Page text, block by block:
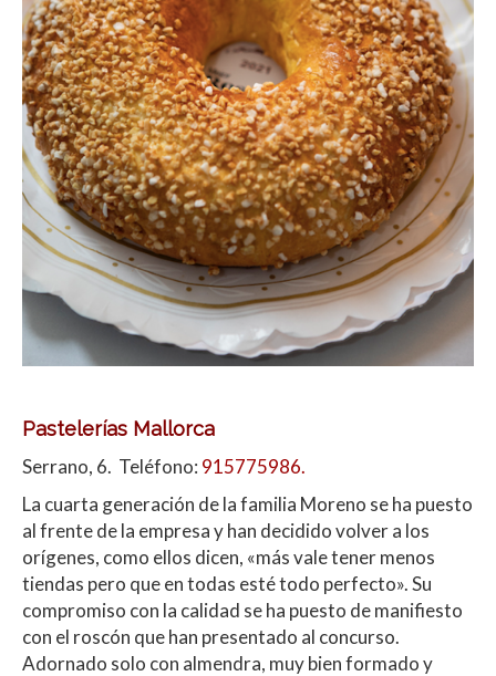
Pastelerías Mallorca
Serrano, 6. Teléfono: 915775986.
La cuarta generación de la familia Moreno se ha puesto
al frente de la empresa y han decidido volver a los
orígenes, como ellos dicen, «más vale tener menos
tiendas pero que en todas esté todo perfecto». Su
compromiso con la calidad se ha puesto de manifiesto
con el roscón que han presentado al concurso.
Adornado solo con almendra, muy bien formado y